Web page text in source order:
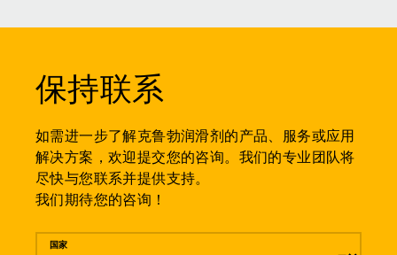
保持联系
如需进一步了解克鲁勃润滑剂的产品、服务或应用
解决方案，欢迎提交您的咨询。我们的专业团队将
尽快与您联系并提供支持。
我们期待您的咨询！
留言
国家